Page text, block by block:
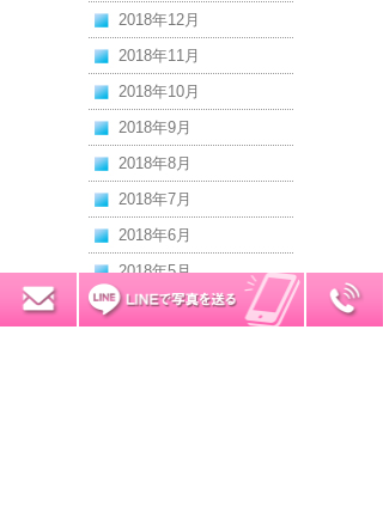
2018年12月
2018年11月
2018年10月
2018年9月
2018年8月
2018年7月
2018年6月
2018年5月
2018年4月
無料お見積り 0120-7034-32